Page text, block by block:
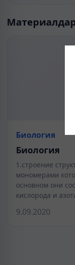
Биология
Биология
1.строение
мономерами
основном они
кислорода и
9.09.2020